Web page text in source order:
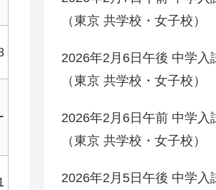
（東京 共学校・女子校）
2026年2月6日午後 中学入
（東京 共学校・女子校）
2026年2月6日午前 中学入
（東京 共学校・女子校）
2026年2月5日午後 中学入